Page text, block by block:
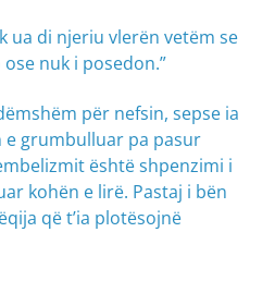
ua di njeriu vlerën vetëm se
nuk i posedon.”
për nefsin, sepse ia
grumbulluar pa pasur
është shpenzimi i
kohën e lirë. Pastaj i bën
që t’ia plotësojnë